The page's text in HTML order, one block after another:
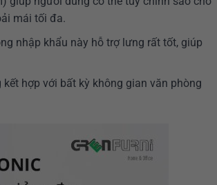
mái tối đa.
nhập khẩu này hỗ trợ lưng rất tốt, giúp
hợp với bất kỳ không gian văn phòng